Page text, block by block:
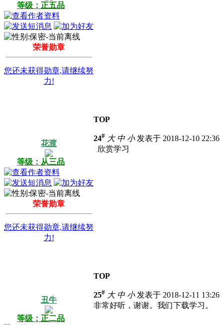
等级：正五品
荣誉勋章
您还未获得勋章,请继续努
力!
TOP
花渡
等级：从三品
荣誉勋章
您还未获得勋章,请继续努
力!
24# 大 中 小发表于 2018-12-10 22:36
欣赏学习
TOP
丑牛
等级：正二品
25# 大 中 小发表于 2018-12-11 13:26
非常好听，谢谢。我们下载学习。